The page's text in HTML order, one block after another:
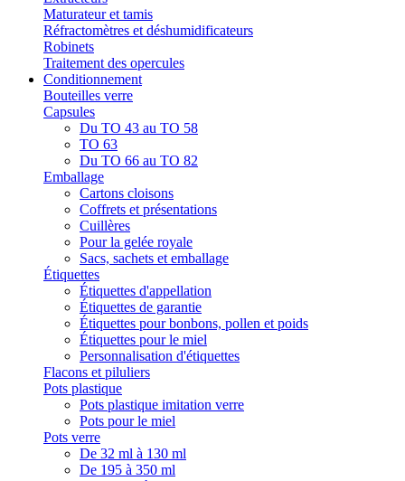
Maturateur et tamis
Réfractomètres et déshumidificateurs
Robinets
Traitement des opercules
Conditionnement
Bouteilles verre
Capsules
Du TO 43 au TO 58
TO 63
Du TO 66 au TO 82
Emballage
Cartons cloisons
Coffrets et présentations
Cuillères
Pour la gelée royale
Sacs, sachets et emballage
Étiquettes
Étiquettes d'appellation
Étiquettes de garantie
Étiquettes pour bonbons, pollen et poids
Étiquettes pour le miel
Personnalisation d'étiquettes
Flacons et piluliers
Pots plastique
Pots plastique imitation verre
Pots pour le miel
Pots verre
De 32 ml à 130 ml
De 195 à 350 ml